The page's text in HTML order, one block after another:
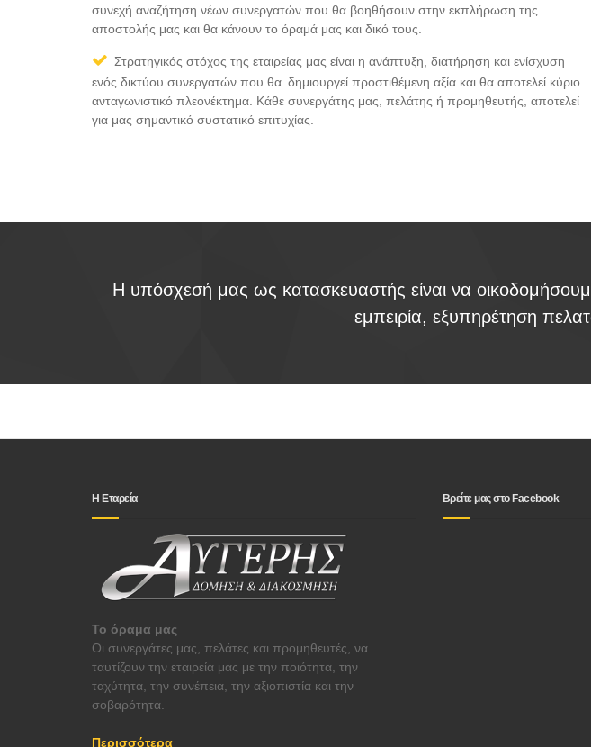
συνεχή αναζήτηση νέων συνεργατών που θα βοηθήσουν στην εκπλήρωση της
αποστολής μας και θα κάνουν το όραμά μας και δικό τους.
Στρατηγικός στόχος της εταιρείας μας είναι η ανάπτυξη, διατήρηση και ενίσχυση
ενός δικτύου συνεργατών που θα δημιουργεί προστιθέμενη αξία και θα αποτελεί κύριο
ανταγωνιστικό πλεονέκτημα. Κάθε συνεργάτης μας, πελάτης ή προμηθευτής, αποτελεί
για μας σημαντικό συστατικό επιτυχίας.
Η υπόσχεσή μας ως κατασκευαστής είναι να
εμπειρία, εξυπηρέτηση
Η Εταρεία
Το όραμα μας
Οι συνεργάτες μας, πελάτες και προμηθευτές, να
ταυτίζουν την εταιρεία μας με την ποιότητα, την
ταχύτητα, την συνέπεια, την αξιοπιστία και την
σοβαρότητα.
Περισσότερα
Βρείτε μας στο Facebook